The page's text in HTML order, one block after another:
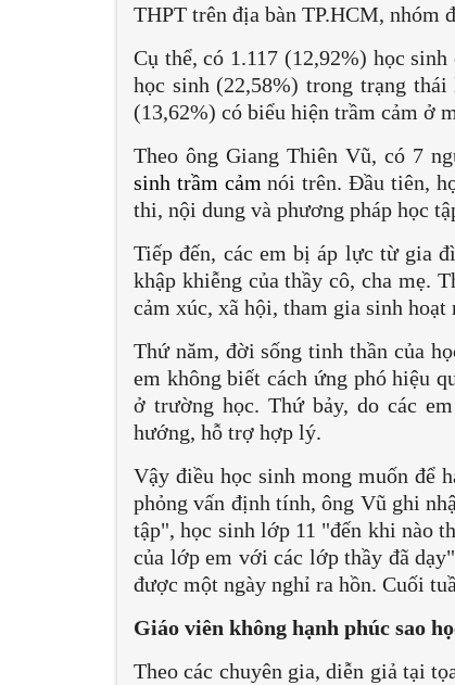
THPT trên địa bàn TP.HCM, nhóm
Cụ thể, có 1.117 (12,92%) học
học sinh (22,58%) trong trạng
(13,62%) có biểu hiện trầm cảm ở
Theo ông Giang Thiên Vũ, có 7
sinh trầm cảm nói trên. Đầu tiên,
thi, nội dung và phương pháp học
Tiếp đến, các em bị áp lực từ gia
khập khiễng của thầy cô, cha mẹ.
cảm xúc, xã hội, tham gia sinh hoạt
Thứ năm, đời sống tinh thần của
em không biết cách ứng phó hiệu
ở trường học. Thứ bảy, do các
hướng, hỗ trợ hợp lý.
Vậy điều học sinh mong muốn để
phỏng vấn định tính, ông Vũ ghi
tập", học sinh lớp 11 "đến khi nào
của lớp em với các lớp thầy đã
được một ngày nghỉ ra hồn. Cuối
Giáo viên không hạnh phúc sao
Theo các chuyên gia, diễn giả tại